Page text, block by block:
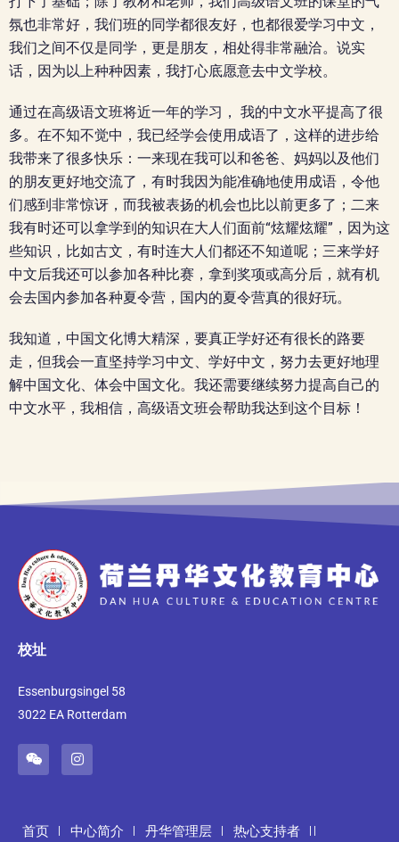
氛也非常好，我们班的同学都很友好，也都很爱学习中文，
我们之间不仅是同学，更是朋友，相处得非常融洽。说实
话，因为以上种种因素，我打心底愿意去中文学校。
通过在高级语文班将近一年的学习， 我的中文水平提高了很
多。在不知不觉中，我已经学会使用成语了，这样的进步给
我带来了很多快乐：一来现在我可以和爸爸、妈妈以及他们
的朋友更好地交流了，有时我因为能准确地使用成语，令他
们感到非常惊讶，而我被表扬的机会也比以前更多了；二来
我有时还可以拿学到的知识在大人们面前“炫耀炫耀”，因为这
些知识，比如古文，有时连大人们都还不知道呢；三来学好
中文后我还可以参加各种比赛，拿到奖项或高分后，就有机
会去国内参加各种夏令营，国内的夏令营真的很好玩。
我知道，中国文化博大精深，要真正学好还有很长的路要
走，但我会一直坚持学习中文、学好中文，努力去更好地理
解中国文化、体会中国文化。我还需要继续努力提高自己的
中文水平，我相信，高级语文班会帮助我达到这个目标！
校址
Essenburgsingel 58
3022 EA Rotterdam
首页 中心简介 丹华管理层 热心支持者